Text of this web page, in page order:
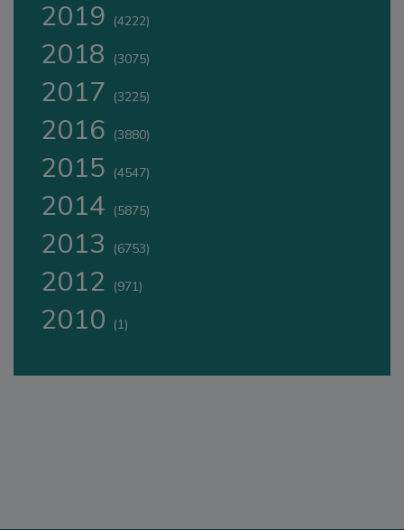
2019 (4222)
2018 (3075)
2017 (3225)
2016 (3880)
2015 (4547)
2014 (5875)
2013 (6753)
2012 (971)
2010 (1)